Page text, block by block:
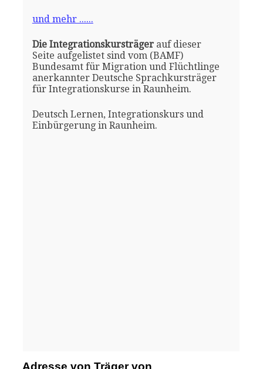
und mehr ......
Die Integrationskursträgerauf dieser
Seite aufgelistet sind vom (BAMF)
Bundesamt für Migration und Flüchtlinge
anerkannter Deutsche Sprachkursträger
für Integrationskurse in Raunheim.
Deutsch Lernen, Integrationskurs und
Einbürgerung in Raunheim.
Adresse von Träger von